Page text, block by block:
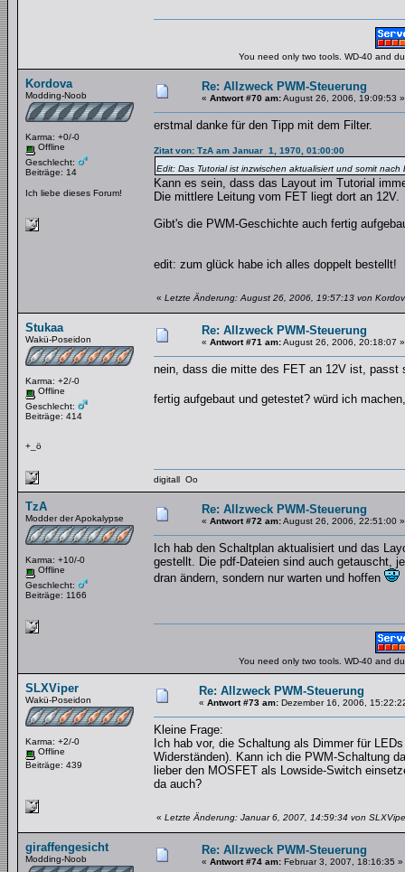
You need only two tools. WD-40 and
Kordova
Modding-Noob
Karma: +0/-0
Offline
Geschlecht:
Beiträge: 14
Ich liebe dieses Forum!
Re: Allzweck PWM-Steuerung
« Antwort #70 am:August 26, 2006, 19:09:53 »
erstmal danke für den Tipp mit dem Filter.
Zitat von: TzA am Januar 1, 1970, 01:00:00
Edit: Das Tutorial ist inzwischen aktualisiert und somit
Kann es sein, dass das Layout im Tutorial
Die mittlere Leitung vom FET liegt dort an 12V.
Gibt's die PWM-Geschichte auch fertig
edit: zum glück habe ich alles doppelt bestellt!
« Letzte Änderung: August 26, 2006, 19:57:13 von
Stukaa
Wakü-Poseidon
Karma: +2/-0
Offline
Geschlecht:
Beiträge: 414
+_ö
Re: Allzweck PWM-Steuerung
« Antwort #71 am:August 26, 2006, 20:18:07 »
nein, dass die mitte des FET an 12V ist, passt
fertig aufgebaut und getestet? würd ich
digitall Oo
TzA
Modder der Apokalypse
Karma: +10/-0
Offline
Geschlecht:
Beiträge: 1166
Re: Allzweck PWM-Steuerung
« Antwort #72 am:August 26, 2006, 22:51:00 »
Ich hab den Schaltplan aktualisiert und das
gestellt. Die pdf-Dateien sind auch getauscht,
dran ändern, sondern nur warten und hoffen
You need only two tools. WD-40 and
SLXViper
Wakü-Poseidon
Karma: +2/-0
Offline
Beiträge: 439
Re: Allzweck PWM-Steuerung
« Antwort #73 am: Dezember 16, 2006,
Kleine Frage:
Ich hab vor, die Schaltung als Dimmer für
Widerständen). Kann ich die PWM-Schaltung
lieber den MOSFET als Lowside-Switch
da auch?
« Letzte Änderung: Januar 6, 2007, 14:59:34 von
giraffengesicht
Modding-Noob
Re: Allzweck PWM-Steuerung
« Antwort #74 am: Februar 3, 2007, 18:16:35 »